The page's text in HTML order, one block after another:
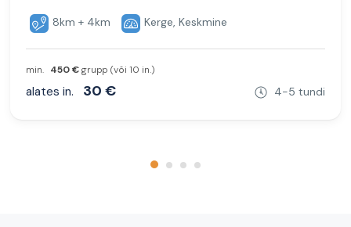
8km + 4km Kerge, Keskmine
min. 450 €grupp (või 10 in.)
alates in. 30 € 4-5 tundi